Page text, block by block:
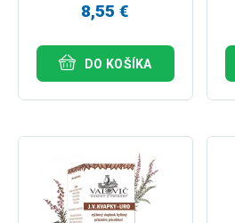
8,55 €
DO KOŠÍKA